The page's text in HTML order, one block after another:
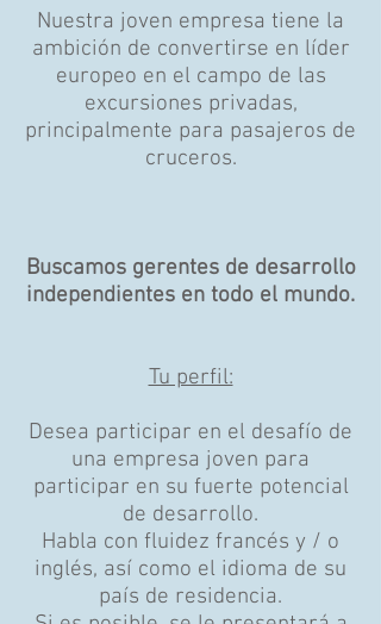
Nuestra joven empresa tiene la
ambición de convertirse en líder
europeo en el campo de las
excursiones privadas,
principalmente para pasajeros de
cruceros.
Buscamos gerentes de desarrollo
independientes en todo el mundo.
Tu perfil:
Desea participar en el desafío de
una empresa joven para
participar en su fuerte potencial
de desarrollo.
Habla con fluidez francés y / o
inglés, así como el idioma de su
país de residencia.